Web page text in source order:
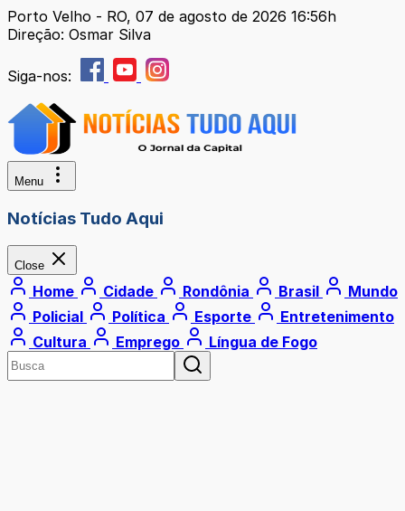
Porto Velho - RO, 07 de agosto de 2026 16:56h
Direção: Osmar Silva
Siga-nos:
Menu
Notícias Tudo Aqui
Close
Home Cidade Rondônia Brasil
Mundo
Policial
Política Esporte
Entretenimento
Cultura
Emprego Língua de Fogo